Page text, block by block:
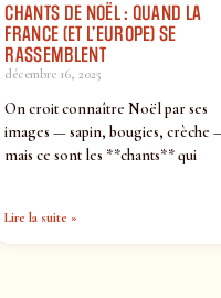
CHANTS DE NOËL : QUAND LA
FRANCE (ET L’EUROPE) SE
RASSEMBLENT
décembre 16, 2025
On croit connaître Noël par ses
images — sapin, bougies, crèche
mais ce sont les **chants** qui
Lire la suite »